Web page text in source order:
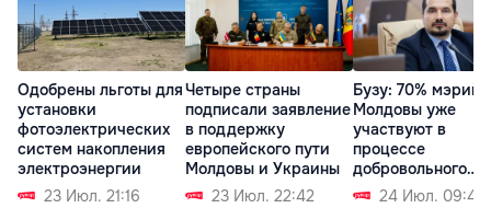
Одобрены льготы для
установки
фотоэлектрических
систем накопления
электроэнергии
23 Июл. 21:16
Четыре страны
подписали заявление
в поддержку
европейского пути
Молдовы и Украины
23 Июл. 22:42
Бузу: 70% мэрий
Молдовы уже
участвуют в
процессе
добровольного
объединения
24 Июл. 09:43